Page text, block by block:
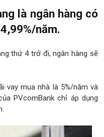
là ngân hàng có
năm.
thứ 4 trở đi, ngân hàng sẽ
vay mua nhà là 5%/năm và
PVcomBank chỉ áp dụng